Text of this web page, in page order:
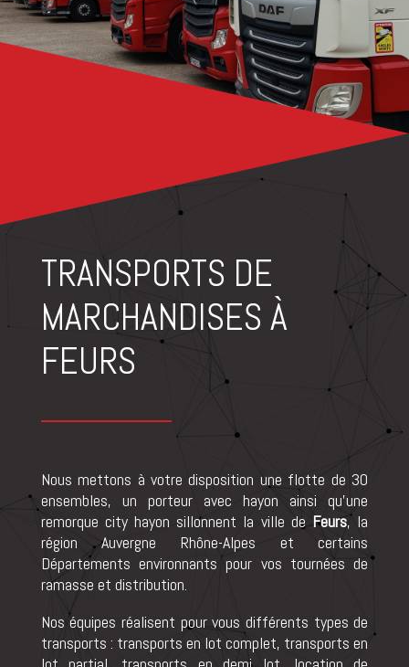
TRANSPORTS DE
MARCHANDISES À
FEURS
Nous mettons à votre disposition une flotte de 30
ensembles, un porteur avec hayon ainsi qu’une
remorque city hayon sillonnent la ville de Feurs, la
région Auvergne Rhône-Alpes et certains
Départements environnants pour vos tournées de
ramasse et distribution.
Nos équipes réalisent pour vous différents types de
transports : transports en lot complet, transports en